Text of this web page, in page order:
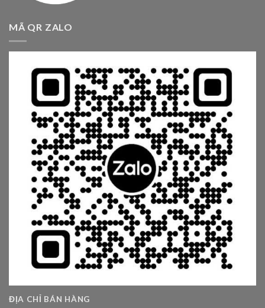
MÃ QR ZALO
ĐỊA CHỈ BÁN HÀNG